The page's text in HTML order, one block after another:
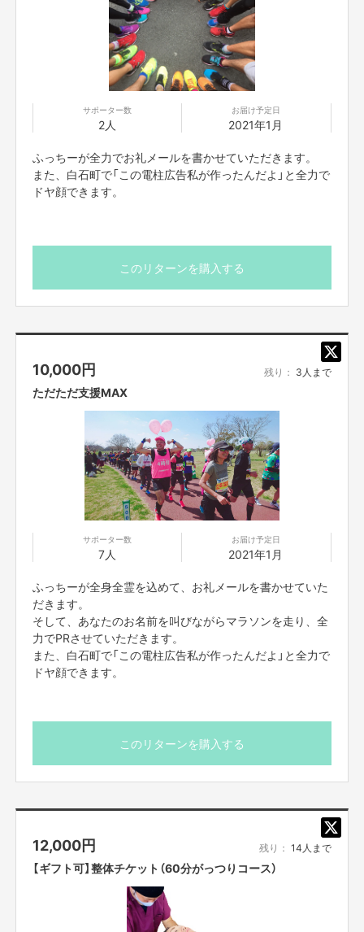
【お問合せ先】
お問い合わせは下記のURLのメッセージからご連絡ください。
不良品、発送品間違いの場合は無料で交換させていただきます。到着日から
ル・返品・交換はお受けできません。
【返品送料】
不良品、発送商品間違いの場合、着払いにて対応いたします。
※ご予約に関しては、
後日メールアドレスにご連絡させていただき調整させてい
サポーター数
2人
お届け予定日
2021年1月
ふっちーが全力でお礼メールを書かせていただきます。
また、白石町で「この電柱広告私が作ったんだよ」と全力で
ドヤ顔できます。
このリターンを購入する
10,000円 残り： 3人まで
ただただ支援MAX
サポーター数
7人
お届け予定日
2021年1月
ふっちーが全身全霊を込めて、お礼メールを書かせていた
だきます。
そして、あなたのお名前を叫びながらマラソンを走り、全
力でPRさせていただきます。
また、白石町で「この電柱広告私が作ったんだよ」と全力で
ドヤ顔できます。
このリターンを購入する
12,000円 残り： 14人まで
【ギフト可】整体チケット（60分がっつりコース）